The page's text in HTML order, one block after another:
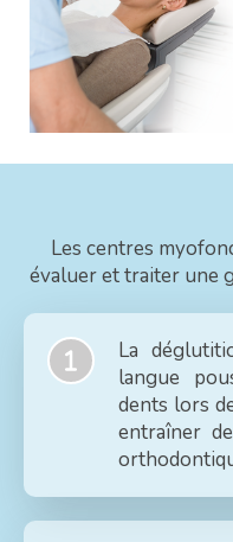
Les centres
évaluer et traiter une
La
langue
dents lors
entraîner